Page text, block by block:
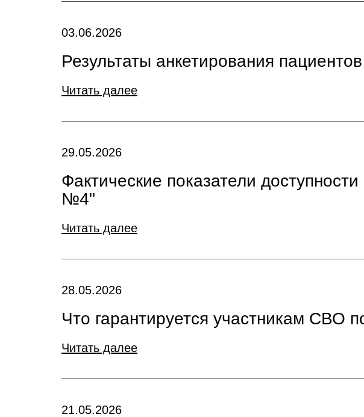
03.06.2026
Результаты анкетирования
Читать далее
29.05.2026
Фактические показатели
№4"
Читать далее
28.05.2026
Что гарантируется участникам СВО
Читать далее
21.05.2026